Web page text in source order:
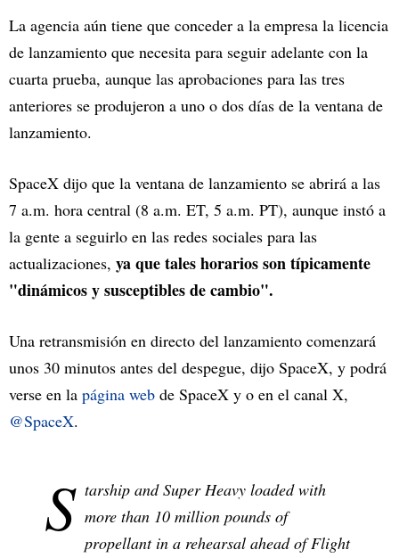
La agencia aún tiene que conceder a la empresa la licencia
de lanzamiento que necesita para seguir adelante con la
cuarta prueba, aunque las aprobaciones para las tres
anteriores se produjeron a uno o dos días de la ventana de
lanzamiento.
SpaceX dijo que la ventana de lanzamiento se abrirá a las
7 a.m. hora central (8 a.m. ET, 5 a.m. PT), aunque instó a
la gente a seguirlo en las redes sociales para las
actualizaciones, ya que tales horarios son típicamente
"dinámicos y susceptibles de cambio".
Una retransmisión en directo del lanzamiento comenzará
unos 30 minutos antes del despegue, dijo SpaceX, y podrá
verse en la página web de SpaceX y o en el canal X,
@SpaceX.
S tarship and Super Heavy loaded with
more than 10 million pounds of
propellant in a rehearsal ahead of Flight